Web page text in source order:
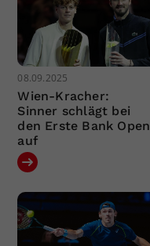
08.09.2025
Wien-Kracher:
Sinner schlägt bei
den Erste Bank Open
auf